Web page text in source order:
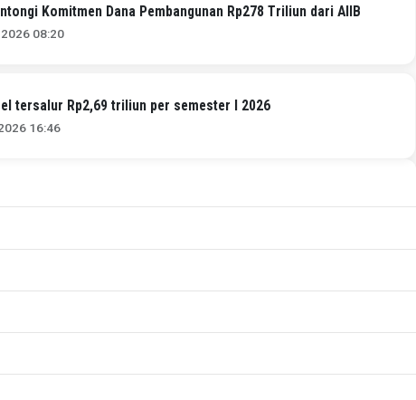
Komitmen Dana Pembangunan Rp278 Triliun dari AIIB
08:20
tersalur Rp2,69 triliun per semester I 2026
16:46